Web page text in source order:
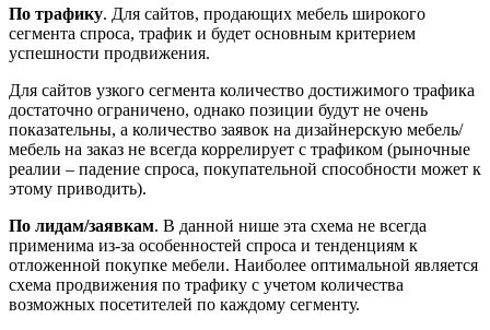
По трафику. Для сайтов, продающих мебель широкого
сегмента спроса, трафик и будет основным критерием
успешности продвижения.
Для сайтов узкого сегмента количество достижимого трафика
достаточно ограничено, однако позиции будут не очень
показательны, а количество заявок на дизайнерскую мебель/
мебель на заказ не всегда коррелирует с трафиком (рыночные
реалии – падение спроса, покупательной способности может к
этому приводить).
По лидам/заявкам. В данной нише эта схема не всегда
применима из-за особенностей спроса и тенденциям к
отложенной покупке мебели. Наиболее оптимальной является
схема продвижения по трафику с учетом количества
возможных посетителей по каждому сегменту.